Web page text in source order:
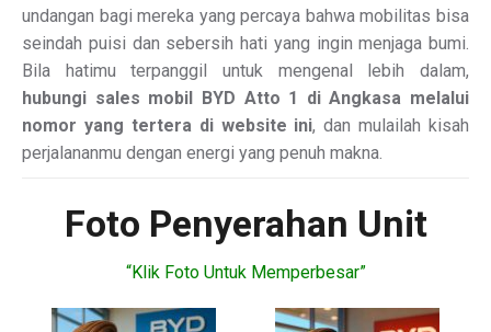
undangan bagi mereka yang percaya bahwa mobilitas bisa
seindah puisi dan sebersih hati yang ingin menjaga bumi.
Bila hatimu terpanggil untuk mengenal lebih dalam,
hubungi sales mobil BYD Atto 1 di Angkasa melalui
nomor yang tertera di website ini, dan mulailah kisah
perjalananmu dengan energi yang penuh makna.
Foto Penyerahan Unit
“Klik Foto Untuk Memperbesar”